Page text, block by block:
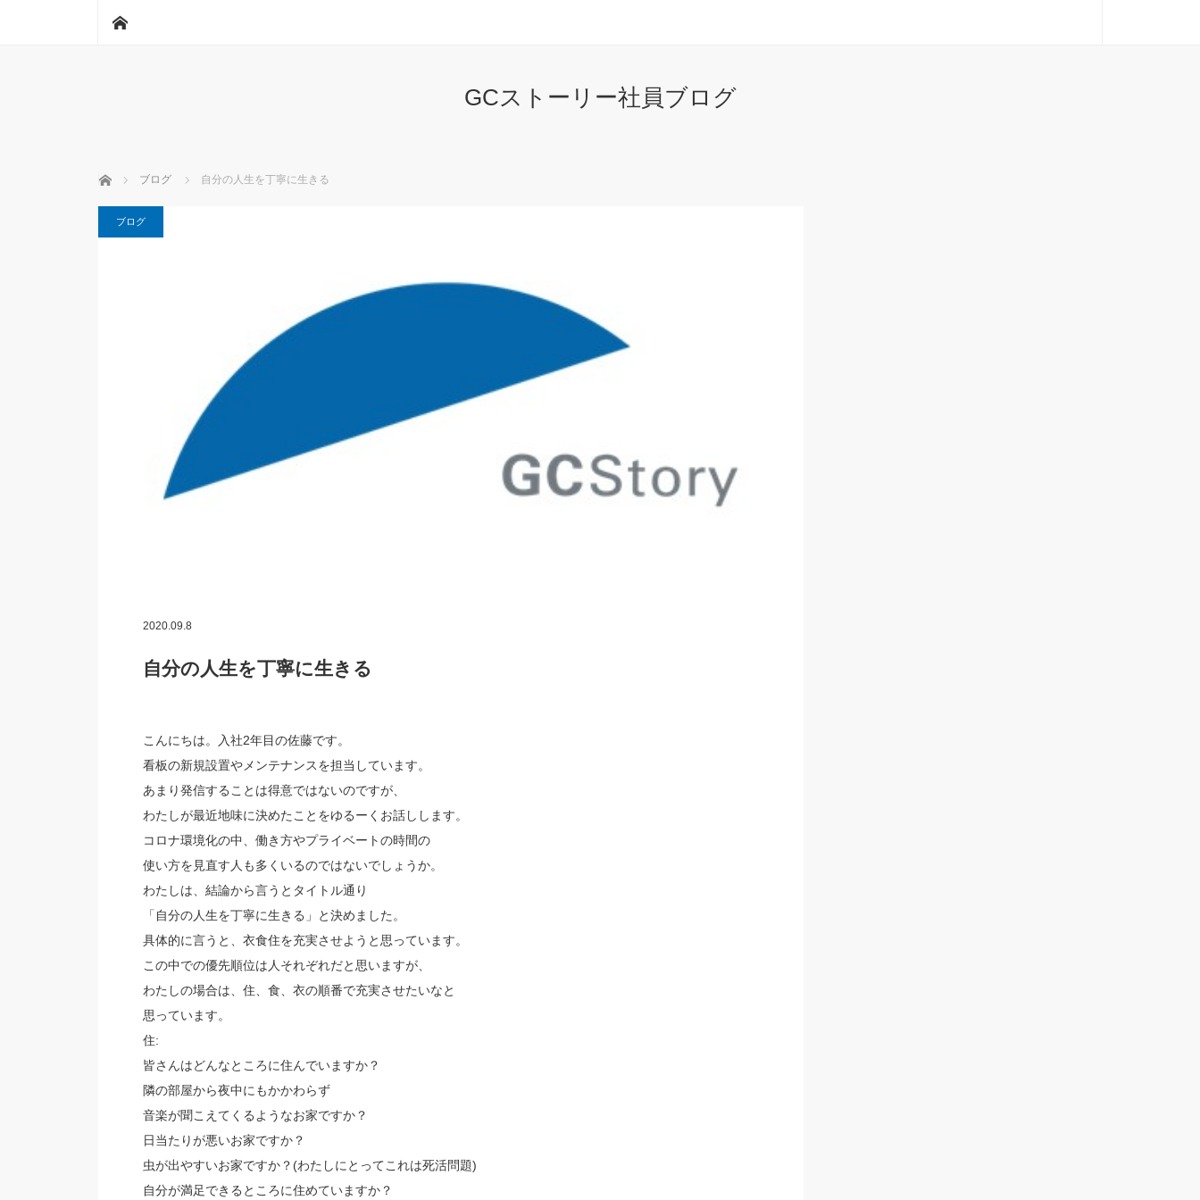
GCストーリー社員ブログ
ホーム ブログ 自分の人生を丁寧に生きる
ブログ
2020.09.8
自分の人生を丁寧に生きる
こんにちは。入社2年目の佐藤です。
看板の新規設置やメンテナンスを担当しています。
あまり発信することは得意ではないのですが、
わたしが最近地味に決めたことをゆるーくお話しします。
コロナ環境化の中、働き方やプライベートの時間の
使い方を見直す人も多くいるのではないでしょうか。
わたしは、結論から言うとタイトル通り
「自分の人生を丁寧に生きる」と決めました。
具体的に言うと、衣食住を充実させようと思っています。
この中での優先順位は人それぞれだと思いますが、
わたしの場合は、住、食、衣の順番で充実させたいなと
思っています。
住:
皆さんはどんなところに住んでいますか？
隣の部屋から夜中にもかかわらず
音楽が聞こえてくるようなお家ですか？
日当たりが悪いお家ですか？
虫が出やすいお家ですか？(わたしにとってこれは死活問題)
自分が満足できるところに住めていますか？